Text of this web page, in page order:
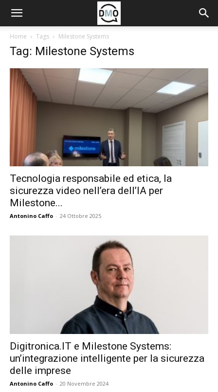
Home Tags Milestone Systems
Tag: Milestone Systems
Tecnologia responsabile ed etica, la
sicurezza video nell’era dell’IA per
Milestone...
Antonino Caffo - 24 Ottobre 2025
Digitronica.IT e Milestone Systems:
un’integrazione intelligente per la sicurezza
delle imprese
Antonino Caffo - 20 Novembre 2024